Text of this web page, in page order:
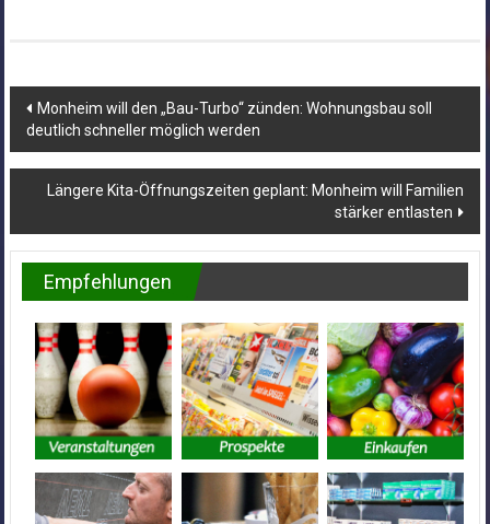
Beitragsnavigation
Monheim will den „Bau-Turbo“ zünden: Wohnungsbau soll
deutlich schneller möglich werden
Längere Kita-Öffnungszeiten geplant: Monheim will Familien
stärker entlasten
Empfehlungen